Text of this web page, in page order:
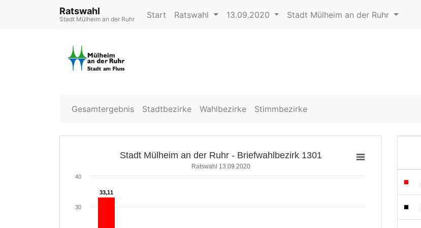
Ratswahl
Stadt Mülheim an der Ruhr Start Ratswahl 13.09.2020 Stadt Mülheim an der Ruhr
Gesamtergebnis Stadtbezirke Wahlbezirke Stimmbezirke
Stadt Mülheim an der Ruhr - Briefwahlbezirk 1301
Ratswahl 13.09.2020
33,11
33,11
30
40